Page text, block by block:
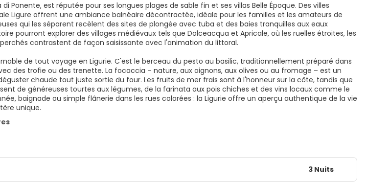
di Ponente, est réputée pour ses longues plages de sable fin et ses villas Belle Époque. Des villes
Ligure offrent une ambiance balnéaire décontractée, idéale pour les familles et les amateurs de
qui les séparent recèlent des sites de plongée avec tuba et des baies tranquilles aux eaux
pourront explorer des villages médiévaux tels que Dolceacqua et Apricale, où les ruelles étroites, les
contrastent de façon saisissante avec l'animation du littoral.
de tout voyage en Ligurie. C'est le berceau du pesto au basilic, traditionnellement préparé dans
des trofie ou des trenette. La focaccia – nature, aux oignons, aux olives ou au fromage – est un
chaude tout juste sortie du four. Les fruits de mer frais sont à l'honneur sur la côte, tandis que
de généreuses tourtes aux légumes, de la farinata aux pois chiches et des vins locaux comme le
baignade ou simple flânerie dans les rues colorées : la Ligurie offre un aperçu authentique de la vie
unique.
3 Nuits